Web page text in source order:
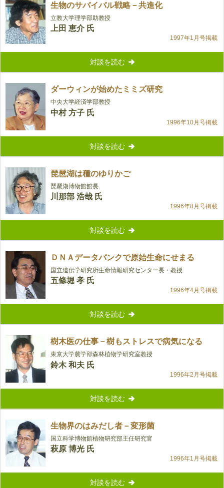
生物のサバイバル戦略－共進化
立教大学理学部助教授
上田 恵介 氏
1997年1月号掲載
対談を読む
ダーウィンが始めたミミズ研究
中央大学経済学部教授
中村 方子 氏
1996年10月号掲載
対談を読む
琵琶湖は種のゆりかご
琵琶湖博物館館長
川那部 浩哉 氏
1996年8月号掲載
対談を読む
ＤＮＡデータバンクで原始生命にせまる
国立遺伝学研究所生命情報研究センター長・教授
五條堀 孝 氏
1996年4月号掲載
対談を読む
樹木医の仕事－樹もストレスで病気になる
東京大学農学部森林植物学研究室教授
鈴木 和夫 氏
1996年2月号掲載
対談を読む
生物界のはみだし者－変形菌
国立科学博物館植物研究部主任研究官
萩原 博光 氏
1996年1月号掲載
対談を読む